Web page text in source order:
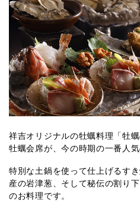
祥吉オリジナルの牡蠣料理「牡
牡蠣会席が、今の時期の一番人
特別な土鍋を使って仕上げるす
産の岩津葱、そして秘伝の割り
のお料理です。